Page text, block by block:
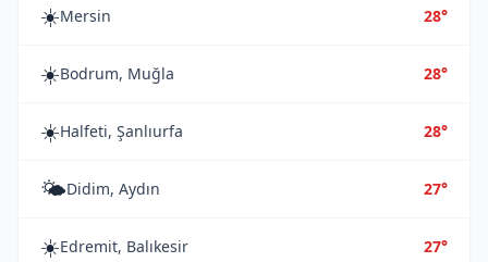
☀️Mersin 28°
☀️Bodrum, Muğla 28°
☀️Halfeti, Şanlıurfa 28°
🌤️Didim, Aydın 27°
☀️Edremit, Balıkesir 27°